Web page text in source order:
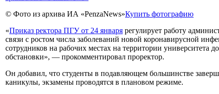
© Фото из архива ИА «PenzaNews»Купить фотографию
«Приказ ректора ПГУ от 24 января регулирует работу
связи с ростом числа заболеваний новой коронавирусной
сотрудников на рабочих местах на территории университета
обстановки», — прокомментировал проректор.
Он добавил, что студенты в подавляющем большинстве
каникулы, экзамены проводятся в плановом режиме.